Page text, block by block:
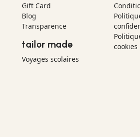
Gift Card
Blog
Transparence
tailor made
Voyages scolaires
cookies